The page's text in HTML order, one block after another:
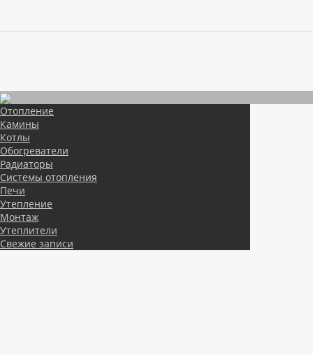
Отопление
Камины
Котлы
Обогреватели
Радиаторы
Системы отопления
Печи
Утепление
Монтаж
Утеплители
Свежие записи